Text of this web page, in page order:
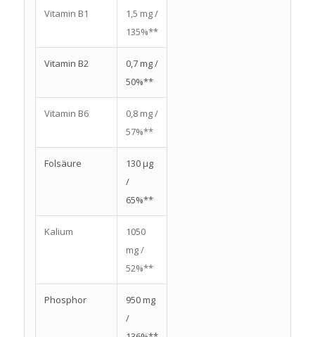
Vitamin B1
1,5 mg /
135%**
Vitamin B2
0,7 mg /
50%**
Vitamin B6
0,8 mg /
57%**
Folsäure
130 µg
/
65%**
Kalium
1050
mg /
52%**
Phosphor
950 mg
/